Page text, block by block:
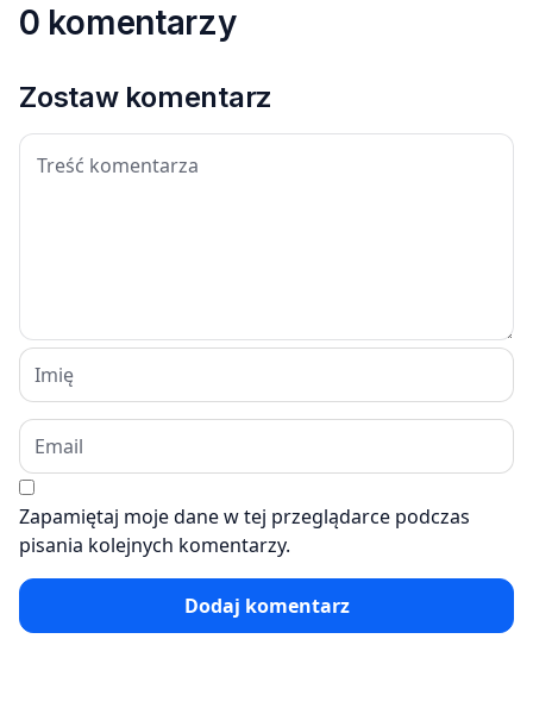
0 komentarzy
Zostaw komentarz
Zapamiętaj moje dane w tej przeglądarce podczas
pisania kolejnych komentarzy.
Dodaj komentarz